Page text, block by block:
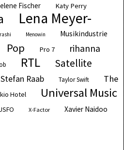
Fischer Katy Perry
Lena Meyer-
Menowin Musikindustrie
Pop Pro 7 rihanna
RTL Satellite
Stefan Raab Taylor Swift
The
Hotel Universal Music
X-Factor
Xavier Naidoo